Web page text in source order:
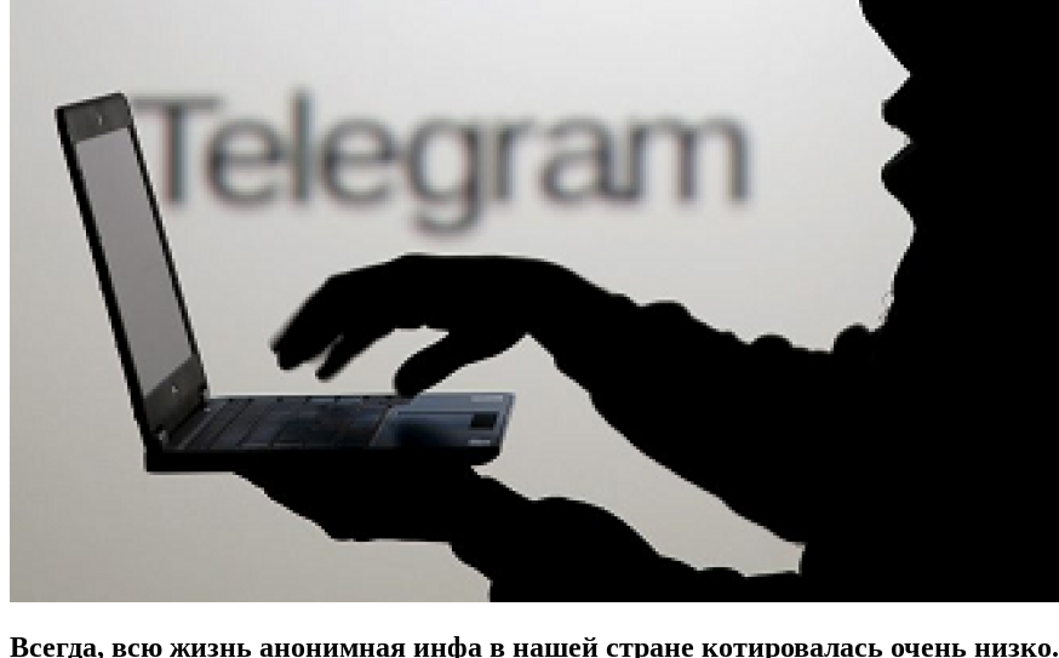
Всегда, всю жизнь анонимная инфа в нашей стране котировалась очень низко.